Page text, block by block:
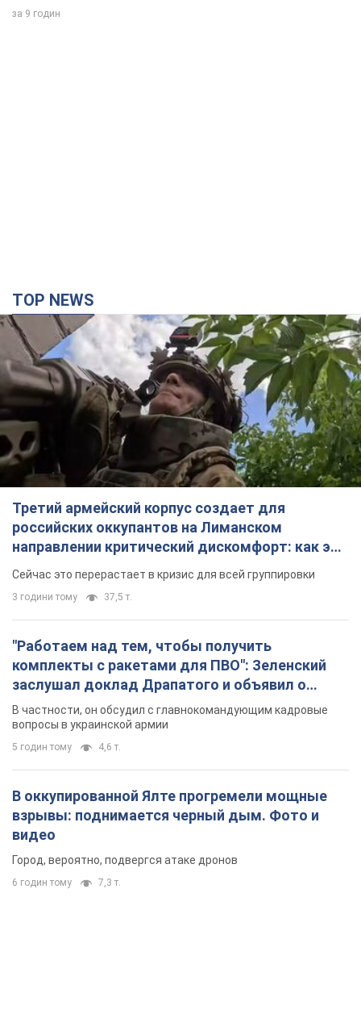
за 9 годин
TOP NEWS
Третий армейский корпус создает для
российских оккупантов на Лиманском
направлении критический дискомфорт: как это
удалось
Сейчас это перерастает в кризис для всей группировки
3 години тому 37,5 т.
"Работаем над тем, чтобы получить
комплекты с ракетами для ПВО": Зеленский
заслушал доклад Драпатого и объявил о
новых мерах
В частности, он обсудил с главнокомандующим кадровые
вопросы в украинской армии
5 годин тому 4,6 т.
В оккупированной Ялте прогремели мощные
взрывы: поднимается черный дым. Фото и
видео
Город, вероятно, подвергся атаке дронов
6 годин тому 7,3 т.